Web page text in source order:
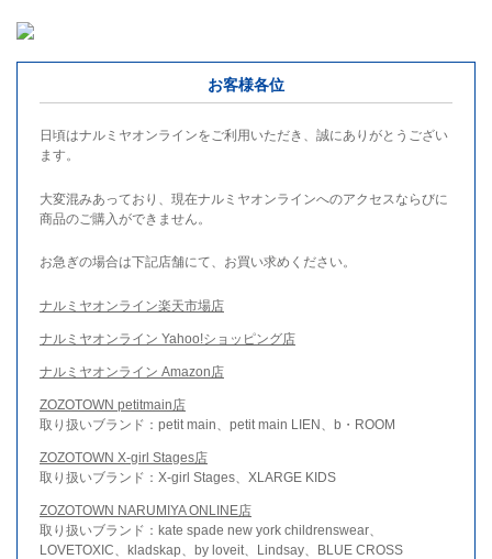
お客様各位
日頃はナルミヤオンラインをご利用いただき、誠にありがとうござい
ます。
大変混みあっており、現在ナルミヤオンラインへのアクセスならびに
商品のご購入ができません。
お急ぎの場合は下記店舗にて、お買い求めください。
ナルミヤオンライン楽天市場店
ナルミヤオンライン Yahoo!ショッピング店
ナルミヤオンライン Amazon店
ZOZOTOWN petitmain店
取り扱いブランド：petit main、petit main LIEN、b・ROOM
ZOZOTOWN X-girl Stages店
取り扱いブランド：X-girl Stages、XLARGE KIDS
ZOZOTOWN NARUMIYA ONLINE店
取り扱いブランド：kate spade new york childrenswear、
LOVETOXIC、kladskap、by loveit、Lindsay、BLUE CROSS